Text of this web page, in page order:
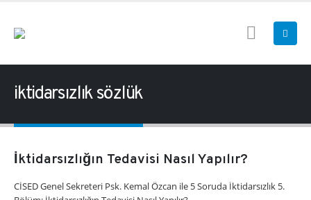
iktidarsızlık sözlük
İktidarsızlığın Tedavisi Nasıl Yapılır?
CİSED Genel Sekreteri Psk. Kemal Özcan ile 5 Soruda İktidarsızlık 5.